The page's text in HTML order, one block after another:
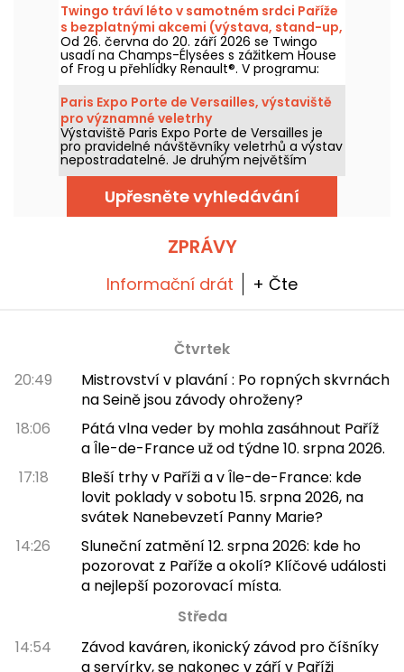
Twingo tráví léto v samotném srdci Paříže
s bezplatnými akcemi (výstava, stand-up,
DJ sety...)
Od 26. června do 20. září 2026 se Twingo
usadí na Champs-Élysées s zážitkem House
of Frog u přehlídky Renault®. V programu:
imerzivní výstava, stand-up, DJ sety, talks, a
nechybí ani další aktivity a animace. Vstup
volný a zdarma, s přístupem na akce po
předchozí registraci (odkaz v článku).
Paris Expo Porte de Versailles, výstaviště
pro významné veletrhy
Výstaviště Paris Expo Porte de Versailles je
pro pravidelné návštěvníky veletrhů a výstav
nepostradatelné. Je druhým největším
výstavištěm ve Francii a konají se zde jak
významné akce očekávané v hlavním
městě, tak výstavy XXL.
Upřesněte vyhledávání
ZPRÁVY
Informační drát + Čte
Čtvrtek
20:49
Mistrovství v plavání : Po ropných skvrnách
na Seině jsou závody ohroženy?
18:06
Pátá vlna veder by mohla zasáhnout Paříž
a Île-de-France už od týdne 10. srpna 2026.
17:18
Bleší trhy v Paříži a v Île-de-France: kde
lovit poklady v sobotu 15. srpna 2026, na
svátek Nanebevzetí Panny Marie?
14:26
Sluneční zatmění 12. srpna 2026: kde ho
pozorovat z Paříže a okolí? Klíčové události
a nejlepší pozorovací místa.
Středa
14:54
Závod kaváren, ikonický závod pro číšníky
a servírky, se nakonec v září v Paříži